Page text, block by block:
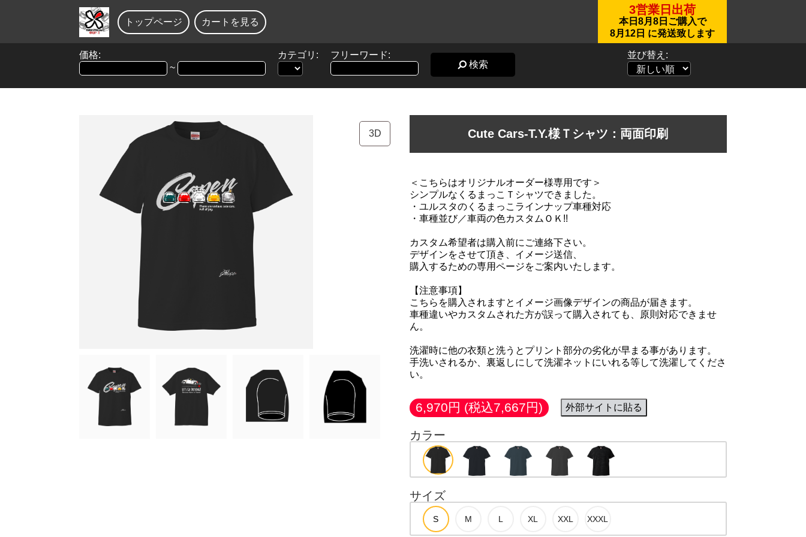
トップページ カートを見る
3営業日出荷
本日 8月8日 ご購入で
8月12日 に発送致します
価格:
~
カテゴリ:
フリーワード:
検索
並び替え:
3D Cute Cars-T.Y.様Ｔシャツ：両面印刷
＜こちらはオリジナルオーダー様専用です＞
シンプルなくるまっこＴシャツできました。
・ユルスタのくるまっこラインナップ車種対応
・車種並び／車両の色カスタムＯＫ!!
カスタム希望者は購入前にご連絡下さい。
デザインをさせて頂き、イメージ送信、
購入するための専用ページをご案内いたします。
【注意事項】
こちらを購入されますとイメージ画像デザインの商品が届きます。
車種違いやカスタムされた方が誤って購入されても、原則対応できませ
ん。
洗濯時に他の衣類と洗うとプリント部分の劣化が早まる事があります。
手洗いされるか、裏返しにして洗濯ネットにいれる等して洗濯してくださ
い。
6,970円 (税込7,667円) 外部サイトに貼る
カラー
サイズ